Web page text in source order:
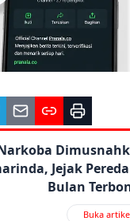
Jejak
Bulan
Buka